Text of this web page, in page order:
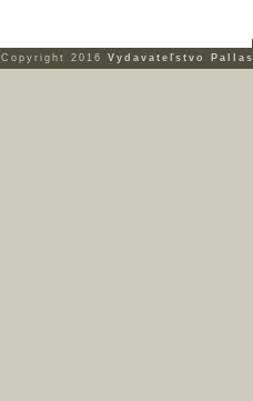
Copyright 2016 Vydavateľstvo Pallas